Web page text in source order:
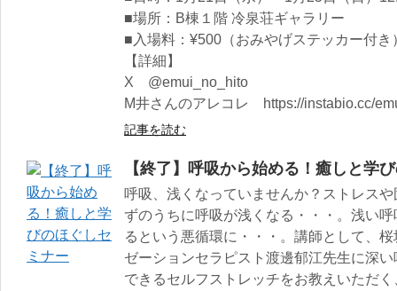
■場所：B棟１階 冷泉荘ギャラリー
■入場料：¥500（おみやげステッカー付き
【詳細】
X @emui_no_hito
M井さんのアレコレ https://instabio.cc/
記事を読む
【終了】呼吸から始める！癒しと学
呼吸、浅くなっていませんか？ストレス
ずのうちに呼吸が浅くなる・・・。浅い
るという悪循環に・・・。講師として、
ゼーションセラピスト渡邊郁江先生に深
できるセルフストレッチをお教えいただ